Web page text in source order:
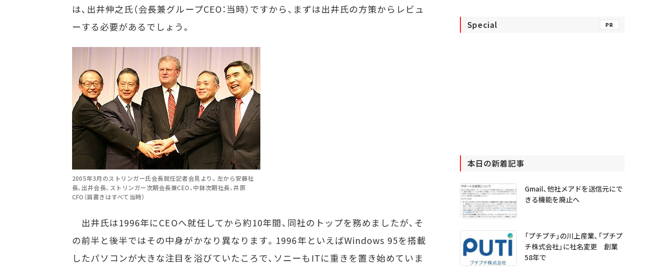
は、出井伸之氏（会長兼グループCEO：当時）ですから、まずは出井氏の方策からレビュ
ーする必要があるでしょう。
2005年3月のストリンガー氏会長就任記者会見より。左から安藤社
長、出井会長、ストリンガー次期会長兼CEO、中鉢次期社長、井原
CFO（肩書きはすべて当時）
出井氏は1996年にCEOへ就任してから約10年間、同社のトップを務めましたが、そ
の前半と後半ではその中身がかなり異なります。1996年といえばWindows 95を搭載
したパソコンが大きな注目を浴びていたころで、ソニーもITに重きを置き始めていま
Special PR
本日の新着記事
Gmail、他社メアドを送信元にで
きる機能を廃止へ
「プチプチ」の川上産業、「プチプ
チ株式会社」に社名変更 創業
58年で